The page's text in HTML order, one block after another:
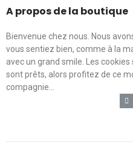
A propos de la boutique
Bienvenue chez nous. Nous
vous sentiez bien, comme à la
avec un grand smile. Les
sont prêts, alors profitez de ce
compagnie...